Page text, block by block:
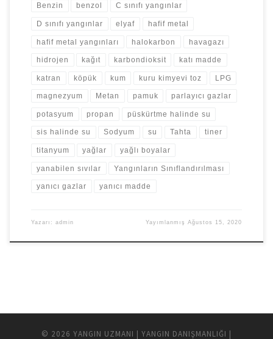
Benzin benzol C sınıfı yangınlar
D sınıfı yangınlar elyaf hafif metal
hafif metal yangınları halokarbon havagazı
hidrojen kağıt karbondioksit katı madde
katran köpük kum kuru kimyevi toz LPG
magnezyum Metan pamuk parlayıcı gazlar
potasyum propan püskürtme halinde su
sis halinde su Sodyum su Tahta tiner
titanyum yağlar yağlı boyalar
yanabilen sıvılar Yangınların Sınıflandırılması
yanıcı gazlar yanıcı madde
Yazarı: admin YayımlanmışAğustos 15, 2020
© 2026 YANGIN UZMANI | YANGIN DANIŞMANLIĞI |